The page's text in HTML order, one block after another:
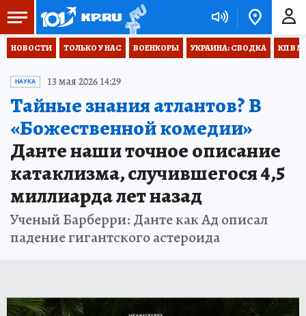
НОВОСТИ ТОЛЬКО У НАС ВОЕНКОРЫ УКРАИНА: СВОДКА КП В
НАУКА 13 мая 2026 14:29
Тайные знания атлантов? В
«Божественной комедии»
Данте наши точное описание
катаклизма, случившегося 4,5
миллиарда лет назад
Ученый Барберри: Данте как Ад описал
падение гигантского астероида